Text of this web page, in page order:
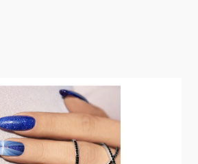
paznokci z błyskiem